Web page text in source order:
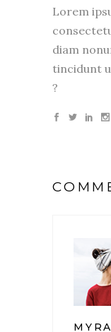
Lorem
diam
tincidunt
?